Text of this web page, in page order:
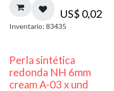
US$ 0,02
Inventario: 83435
Perla sintética
redonda NH 6mm
cream A-03 x und